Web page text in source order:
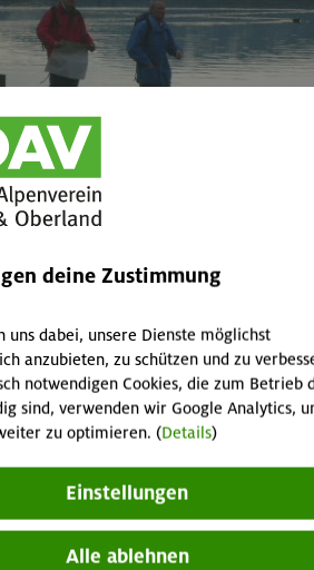
deine Zustimmung
uns dabei, unsere Dienste möglichst
anzubieten, zu schützen und zu
notwendigen Cookies, die zum Betrieb
sind, verwenden wir Google Analytics,
zu optimieren. (Details)
Einstellungen
Alle ablehnen